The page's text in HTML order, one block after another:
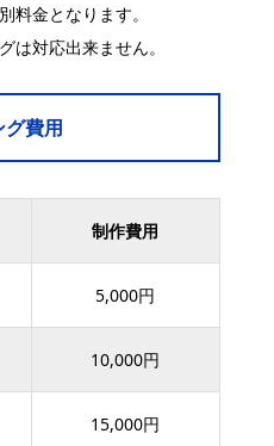
料金となります。
は対応出来ません。
費用
制作費用
5,000円
10,000円
15,000円